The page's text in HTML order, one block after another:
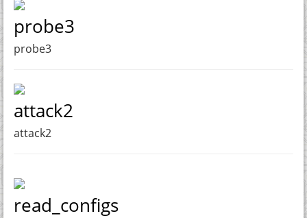
probe3
probe3
attack2
attack2
read_configs